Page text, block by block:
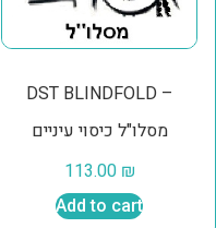
DST BLINDFOLD –
מסלו"ל כיסוי עיניים
113.00 ₪
Add to cart